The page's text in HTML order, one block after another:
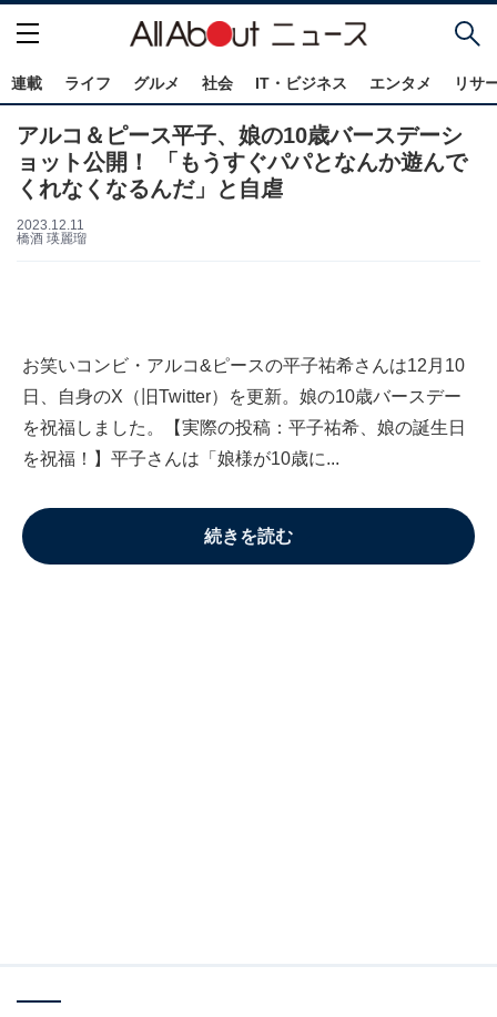
連載 ライフ グルメ 社会 IT・ビジネス エンタメ リサ
アルコ＆ピース平子、娘の10歳バースデーシ
ョット公開！ 「もうすぐパパとなんか遊んで
くれなくなるんだ」と自虐
2023.12.11
橋酒 瑛麗瑠
お笑いコンビ・アルコ&ピースの平子祐希さんは12月10
日、自身のX（旧Twitter）を更新。娘の10歳バースデー
を祝福しました。【実際の投稿：平子祐希、娘の誕生日
を祝福！】平子さんは「娘様が10歳に...
続きを読む